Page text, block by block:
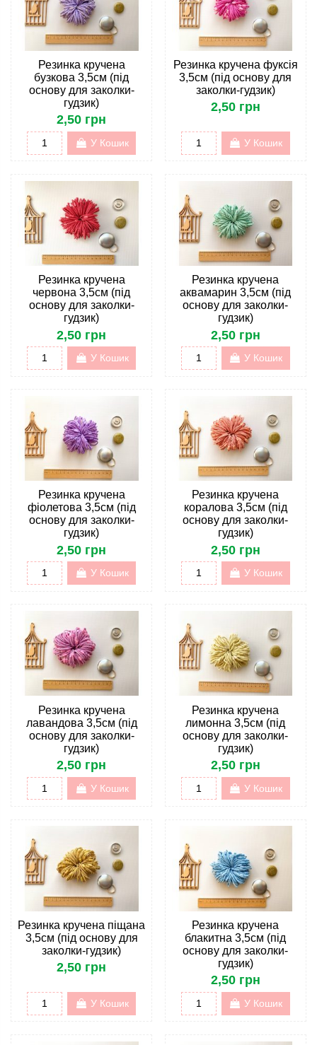
Резинка кручена
бузкова 3,5см (під
основу для заколки-
гудзик)
2,50 грн
У Кошик
Резинка кручена фуксія
3,5см (під основу для
заколки-гудзик)
2,50 грн
У Кошик
Резинка кручена
червона 3,5см (під
основу для заколки-
гудзик)
2,50 грн
У Кошик
Резинка кручена
аквамарин 3,5см (під
основу для заколки-
гудзик)
2,50 грн
У Кошик
Резинка кручена
фіолетова 3,5см (під
основу для заколки-
гудзик)
2,50 грн
У Кошик
Резинка кручена
коралова 3,5см (під
основу для заколки-
гудзик)
2,50 грн
У Кошик
Резинка кручена
лавандова 3,5см (під
основу для заколки-
гудзик)
2,50 грн
У Кошик
Резинка кручена
лимонна 3,5см (під
основу для заколки-
гудзик)
2,50 грн
У Кошик
Резинка кручена піщана
3,5см (під основу для
заколки-гудзик)
2,50 грн
У Кошик
Резинка кручена
блакитна 3,5см (під
основу для заколки-
гудзик)
2,50 грн
У Кошик